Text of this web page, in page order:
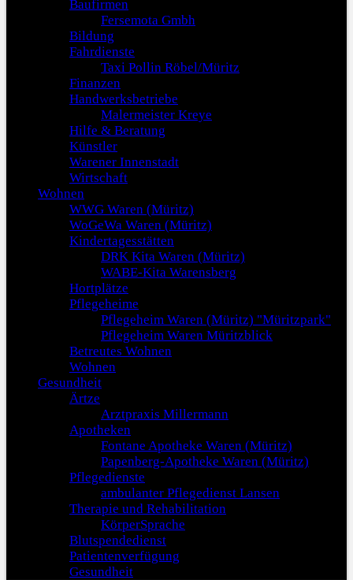
Baufirmen
Fersemota Gmbh
Bildung
Fahrdienste
Taxi Pollin Röbel/Müritz
Finanzen
Handwerksbetriebe
Malermeister Kreye
Hilfe & Beratung
Künstler
Warener Innenstadt
Wirtschaft
Wohnen
WWG Waren (Müritz)
WoGeWa Waren (Müritz)
Kindertagesstätten
DRK Kita Waren (Müritz)
WABE-Kita Warensberg
Hortplätze
Pflegeheime
Pflegeheim Waren (Müritz) "Müritzpark"
Pflegeheim Waren Müritzblick
Betreutes Wohnen
Wohnen
Gesundheit
Ärtze
Arztpraxis Millermann
Apotheken
Fontane Apotheke Waren (Müritz)
Papenberg-Apotheke Waren (Müritz)
Pflegedienste
ambulanter Pflegedienst Lansen
Therapie und Rehabilitation
KörperSprache
Blutspendedienst
Patientenverfügung
Gesundheit